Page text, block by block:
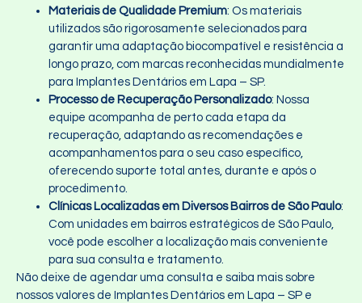
Materiais de Qualidade Premium: Os materiais
utilizados são rigorosamente selecionados para
garantir uma adaptação biocompatível e resistência a
longo prazo, com marcas reconhecidas mundialmente
para Implantes Dentários em Lapa – SP.
Processo de Recuperação Personalizado: Nossa
equipe acompanha de perto cada etapa da
recuperação, adaptando as recomendações e
acompanhamentos para o seu caso específico,
oferecendo suporte total antes, durante e após o
procedimento.
Clínicas Localizadas em Diversos Bairros de São Paulo:
Com unidades em bairros estratégicos de São Paulo,
você pode escolher a localização mais conveniente
para sua consulta e tratamento.
Não deixe de agendar uma consulta e saiba mais sobre
nossos valores de Implantes Dentários em Lapa – SP e